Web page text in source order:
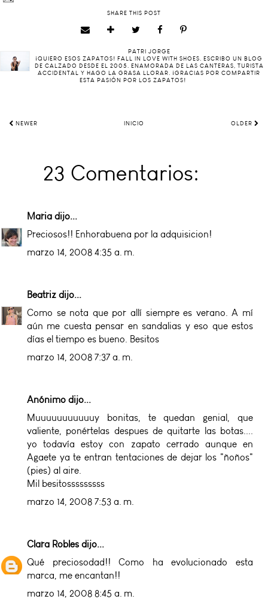
SHARE THIS POST
PATRI JORGE
¡QUIERO ESOS ZAPATOS! FALL IN LOVE WITH SHOES. ESCRIBO UN BLOG
DE CALZADO DESDE EL 2005. ENAMORADA DE LAS CANTERAS, TURISTA
ACCIDENTAL Y HAGO LA GRASA LLORAR. ¡GRACIAS POR COMPARTIR
ESTA PASIÓN POR LOS ZAPATOS!
NEWER INICIO OLDER
23 Comentarios:
Maria dijo...
Preciosos!! Enhorabuena por la adquisicion!
marzo 14, 2008 4:35 a. m.
Beatriz dijo...
Como se nota que por allí siempre es verano. A mí
aún me cuesta pensar en sandalias y eso que estos
días el tiempo es bueno. Besitos
marzo 14, 2008 7:37 a. m.
Anónimo dijo...
Muuuuuuuuuuuy bonitas, te quedan genial, que
valiente, ponértelas despues de quitarte las botas....
yo todavía estoy con zapato cerrado aunque en
Agaete ya te entran tentaciones de dejar los "ñoños"
(pies) al aire.
Mil besitosssssssss
marzo 14, 2008 7:53 a. m.
Clara Robles dijo...
Qué preciosodad!! Como ha evolucionado esta
marca, me encantan!!
marzo 14, 2008 8:45 a. m.